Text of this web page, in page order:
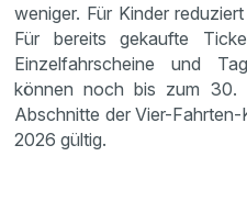
weniger. Für Kinder
Für bereits gekaufte
Einzelfahrscheine und
können noch bis zum 30.
Abschnitte der Vier-
2026 gültig.